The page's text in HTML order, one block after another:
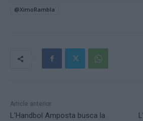
@XimoRambla
Article anterior
L’Handbol Amposta busca la